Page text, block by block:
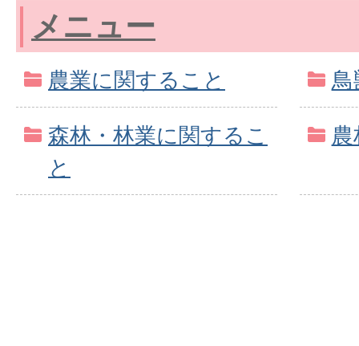
メニュー
農業に関すること 鳥
森林・林業に関するこ
と